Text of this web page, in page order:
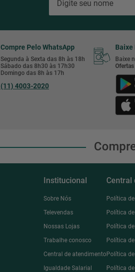
Compre Pelo WhatsApp
Segunda à Sexta das 8h às 18h
Sábado das 8h30 às 17h30
Domingo das 8h às 17h
(11) 4003-2020
Baixe
Baixe
Institucional
Sobre Nós
Televendas
Nossas Lojas
Trabalhe conosco
Central de atendimento
Igualdade Salarial
Central
Política
Política
Política
Política
Política
Política